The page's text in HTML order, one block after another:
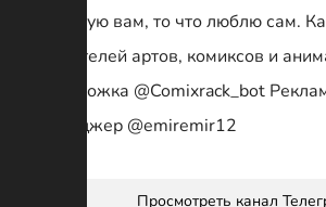
Советую вам, то что люблю сам.
любителей артов, комиксов и
предложка @Comixrack_bot
менеджер @emiremir12
Просмотреть канал